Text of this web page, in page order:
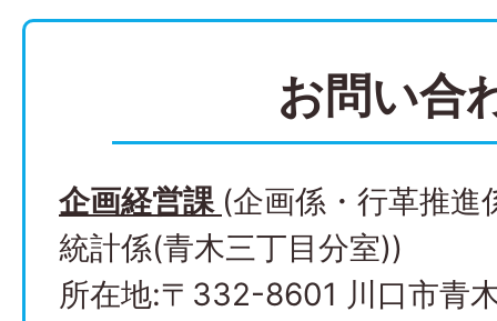
お問い合
企画経営課 (企画係・行革推進
統計係(青木三丁目分室))
所在地:〒332-8601 川口市青